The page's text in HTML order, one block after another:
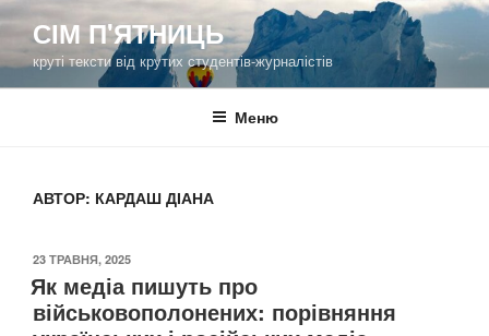
Перейти
вмісту
СІМ П'ЯТНИЦЬ
круті тексти від крутих студентів-журналістів
Меню
АВТОР: КАРДАШ ДІАНА
ОПУБЛІКОВАНО
23 ТРАВНЯ, 2025
Як медіа пишуть про
військовополонених: порівняння